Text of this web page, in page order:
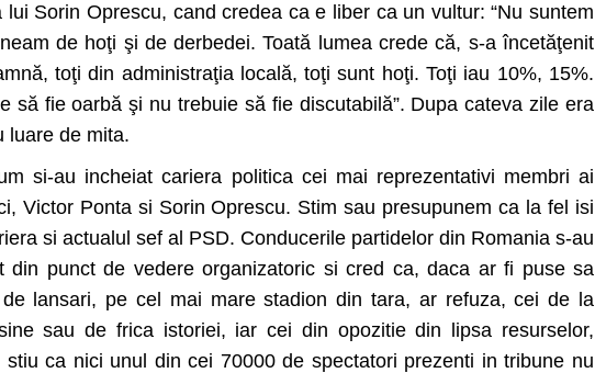
lui Sorin Oprescu, cand credea ca e liber ca un vultur: “Nu suntem
de hoţi şi de derbedei. Toată lumea crede că, s-a încetăţenit
toţi din administraţia locală, toţi sunt hoţi. Toţi iau 10%, 15%.
să fie oarbă şi nu trebuie să fie discutabilă”. Dupa cateva zile era
luare de mita.
si-au incheiat cariera politica cei mai reprezentativi membri ai
Victor Ponta si Sorin Oprescu. Stim sau presupunem ca la fel isi
si actualul sef al PSD. Conducerile partidelor din Romania s-au
din punct de vedere organizatoric si cred ca, daca ar fi puse sa
lansari, pe cel mai mare stadion din tara, ar refuza, cei de la
sau de frica istoriei, iar cei din opozitie din lipsa resurselor,
stiu ca nici unul din cei 70000 de spectatori prezenti in tribune nu